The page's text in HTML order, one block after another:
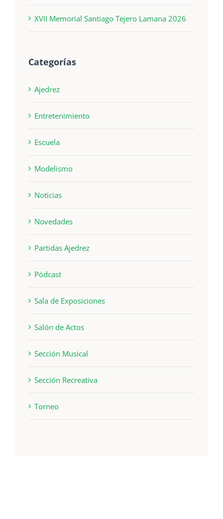
XVII Memorial Santiago Tejero Lamana 2026
Categorías
Ajedrez
Entretenimiento
Escuela
Modelismo
Noticias
Novedades
Partidas Ajedrez
Pódcast
Sala de Exposiciones
Salón de Actos
Sección Musical
Sección Recreativa
Torneo